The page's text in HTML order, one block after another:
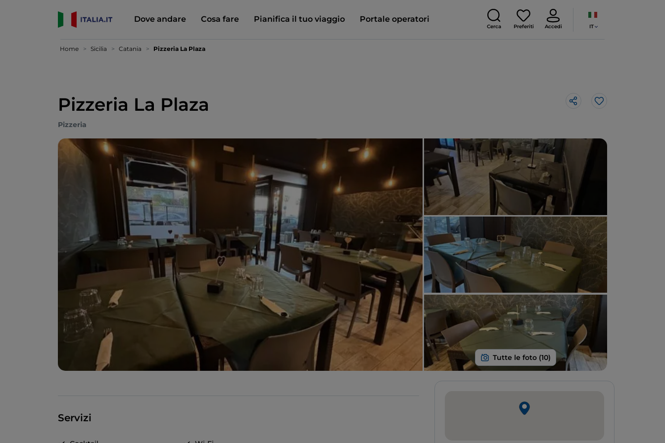
Dove andare Cosa fare Pianifica il tuo viaggio Portale operatori
Cerca Preferiti Accedi IT
Home Sicilia Catania Pizzeria La Plaza
Pizzeria La Plaza Like
Pizzeria
Servizi